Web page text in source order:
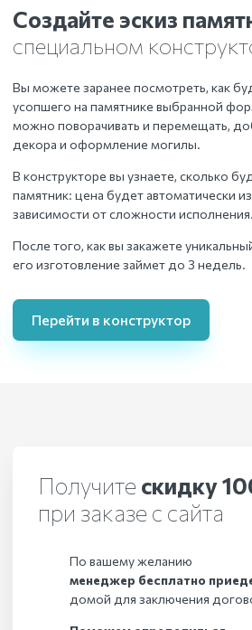
Создайте эскиз
специальном
Вы можете заранее посмотреть, как
усопшего на памятнике выбранной
можно поворачивать и перемещать,
декора и оформление могилы.
В конструкторе вы узнаете, сколько
памятник: цена будет автоматически
зависимости от сложности исполнения.
После того, как вы закажете
его изготовление займет до 3 недель.
Перейти в конструктор
Получите скидку
при заказе с сайта
По вашему желанию
менеджер бесплатно
домой для заключения